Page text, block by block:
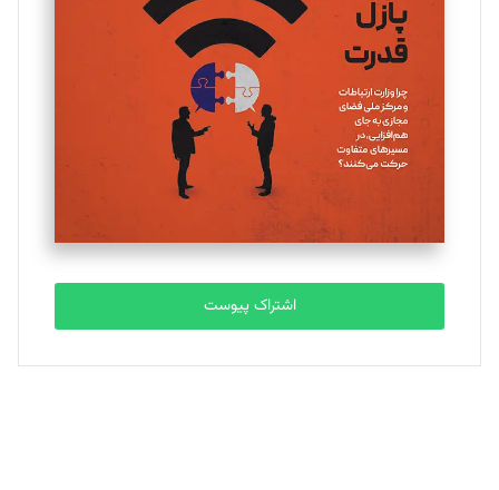
یسنا امان‌پور
تحریریه
ملینا جعفری
تحریریه
مصطفی مسجدی آرانی
تحریریه
بابک نقاش
تحریریه
اشتراک پیوست